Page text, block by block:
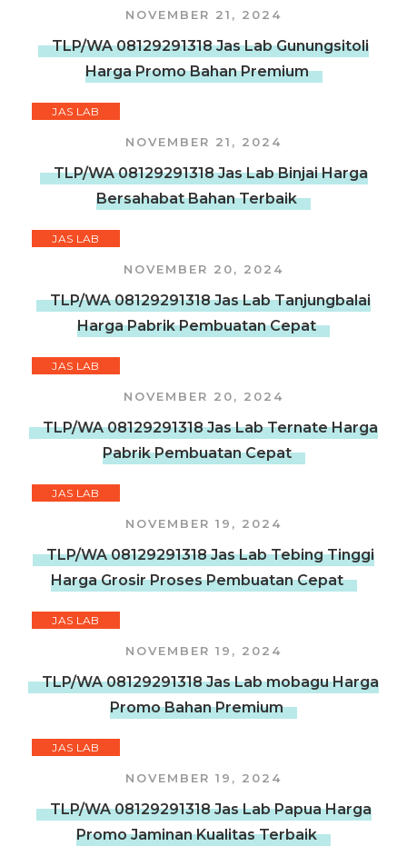
NOVEMBER 21, 2024
TLP/WA 08129291318 Jas Lab Gunungsitoli
Harga Promo Bahan Premium
JAS LAB
NOVEMBER 21, 2024
TLP/WA 08129291318 Jas Lab Binjai Harga
Bersahabat Bahan Terbaik
JAS LAB
NOVEMBER 20, 2024
TLP/WA 08129291318 Jas Lab Tanjungbalai
Harga Pabrik Pembuatan Cepat
JAS LAB
NOVEMBER 20, 2024
TLP/WA 08129291318 Jas Lab Ternate Harga
Pabrik Pembuatan Cepat
JAS LAB
NOVEMBER 19, 2024
TLP/WA 08129291318 Jas Lab Tebing Tinggi
Harga Grosir Proses Pembuatan Cepat
JAS LAB
NOVEMBER 19, 2024
TLP/WA 08129291318 Jas Lab mobagu Harga
Promo Bahan Premium
JAS LAB
NOVEMBER 19, 2024
TLP/WA 08129291318 Jas Lab Papua Harga
Promo Jaminan Kualitas Terbaik